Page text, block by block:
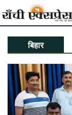
बिहार